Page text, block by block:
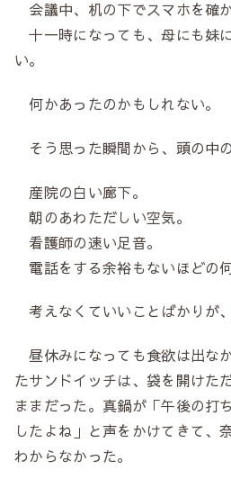
会議中、机の下でスマホを確か
十一時になっても、母にも妹
い。
何かあったのかもしれない。
そう思った瞬間から、頭の中
産院の白い廊下。
朝のあわただしい空気。
看護師の速い足音。
電話をする余裕もないほどの何
考えなくていいことばかりが
昼休みになっても食欲は出な
たサンドイッチは、袋を開けた
ままだった。真鍋が「午後の打
したよね」と声をかけてきて、
わからなかった。